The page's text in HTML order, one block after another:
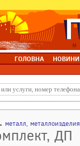
ГОЛОВНА НОВИНИ
металл, металлоизделия
ДП